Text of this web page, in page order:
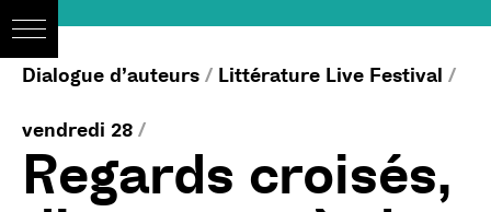
Dialogue d’auteurs / Littérature Live Festival /
vendredi 28 /
Regards croisés,